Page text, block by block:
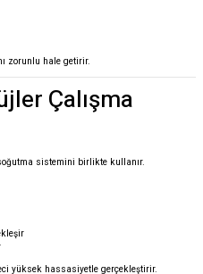
zorunlu hale getirir.
Çalışma
sistemini birlikte kullanır.
yüksek hassasiyetle gerçekleştirir.